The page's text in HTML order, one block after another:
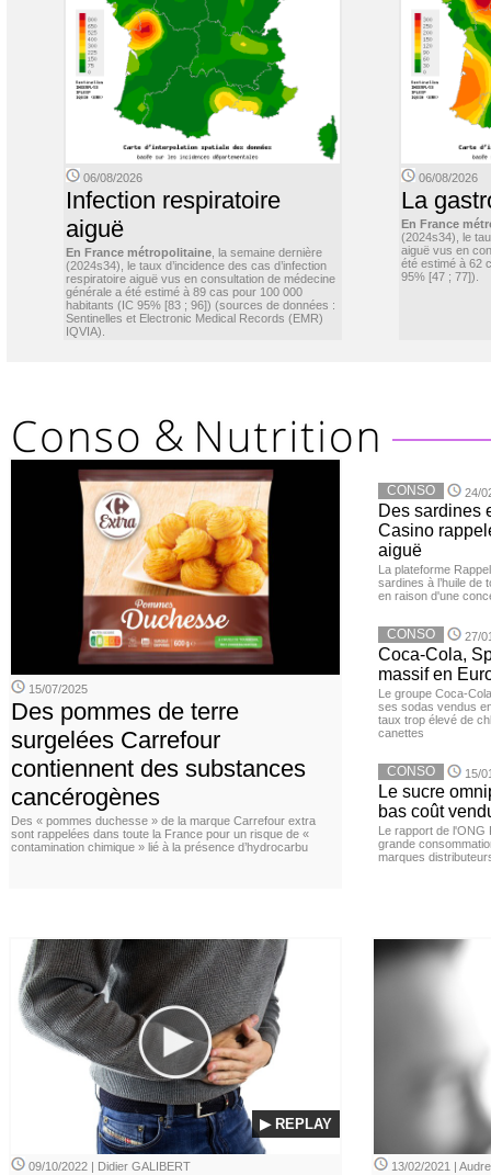
06/08/2026
Infection respiratoire
aiguë
En France métropolitaine , la semaine dernière
(2024s34), le taux d’incidence des cas d’infection
respiratoire aiguë vus en consultation de médecine
générale a été estimé à 89 cas pour 100 000
habitants (IC 95% [83 ; 96]) (sources de données :
Sentinelles et Electronic Medical Records (EMR)
IQVIA).
06/08/2026
La
En France
(2024s34), le
aiguë vus en
été estimé à 62
95% [47 ; 77]).
15/07/2025
Des pommes de terre
surgelées Carrefour
contiennent des substances
cancérogènes
Des « pommes duchesse » de la marque Carrefour extra
sont rappelées dans toute la France pour un risque de «
contamination chimique » lié à la présence d’hydrocarbu
CONSO 24/
Des sardines
Casino
aiguë
La plateforme
sardines à l’huile de
en raison d'une
CONSO 27/
Coca-Cola,
massif en
Le groupe Coca-
ses sodas vendus
taux trop élevé de
canettes
CONSO 15/
Le sucre
bas coût
Le rapport de l'ONG
grande
marques
▶ REPLAY
09/10/2022 | Didier GALIBERT 13/02/2021 |